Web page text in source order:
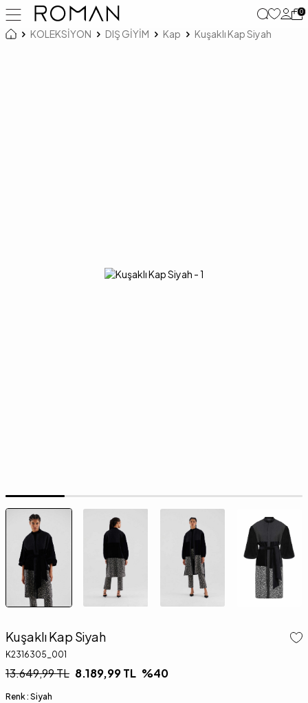
0
KOLEKSİYON DIŞ GİYİM Kap Kuşaklı Kap Siyah
Kuşaklı Kap Siyah
K2316305_001
13.649,99TL 8.189,99TL %40
Renk : Siyah